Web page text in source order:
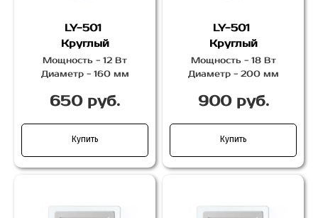
LY-501
Круглый
Мощность - 12 Вт
Диаметр - 160 мм
650 руб.
Купить
LY-501
Круглый
Мощность - 18 Вт
Диаметр - 200 мм
900 руб.
Купить